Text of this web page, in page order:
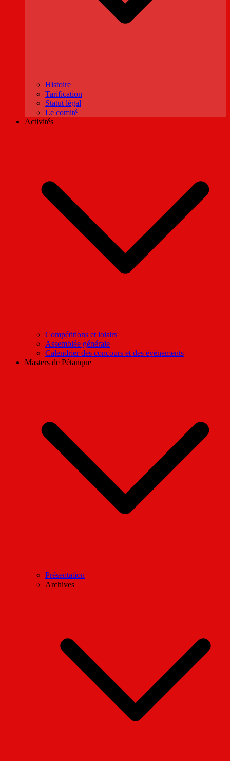
Histoire
Tarification
Statut légal
Le comité
Activités
Compétitions et loisirs
Assemblée générale
Calendrier des concours et des événements
Masters de Pétanque
Présentation
Archives